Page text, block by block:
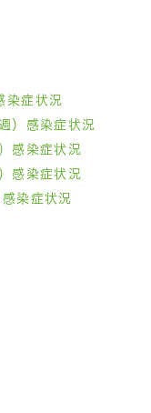
症状況
）感染症状況
感染症状況
感染症状況
染症状況